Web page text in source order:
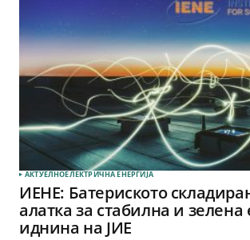
АКТУЕЛНОЕЛЕКТРИЧНА ЕНЕРГИЈА
ИЕНЕ: Батериското
алатка за стабилна и зелена
иднина на ЈИЕ